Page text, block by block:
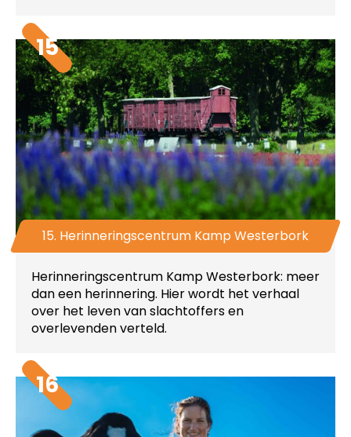
15
15. Herinneringscentrum Kamp Westerbork
Herinneringscentrum Kamp Westerbork: meer
dan een herinnering. Hier wordt het verhaal
over het leven van slachtoffers en
overlevenden verteld.
16